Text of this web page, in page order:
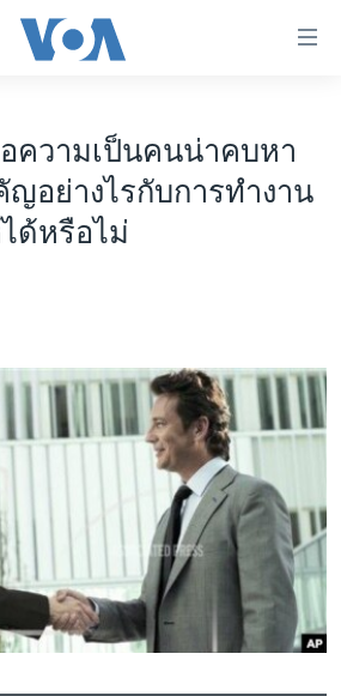
ความเป็นคนน่าคบหา
อย่างไรกับการทำงาน
ด้หรือไม่